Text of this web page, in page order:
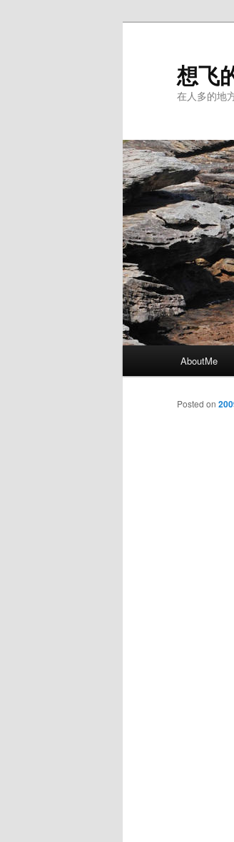
想飞
在人多的地
AboutMe
Posted on